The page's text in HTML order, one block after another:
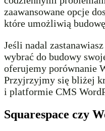
zaawansowane opcje
które umożliwią
Jeśli nadal
wybrać do budowy
oferujemy porównanie
Przyjrzyjmy się bliżej
i platformie CMS
Squarespace czy